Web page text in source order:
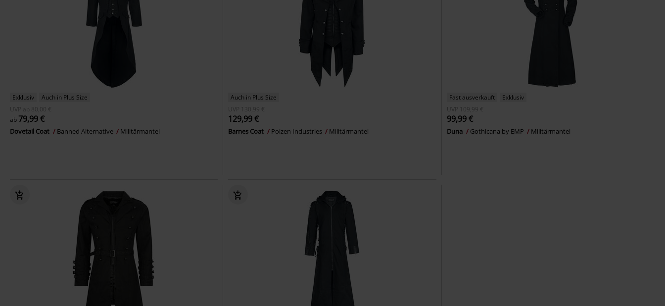
Exklusiv
Auch in Plus Size
UVP
ab 80,00 €
ab 79,99 €
Dovetail Coat Banned Alternative Militärmantel
Auch in Plus Size
UVP
130,99 €
129,99 €
Barnes Coat Poizen Industries Militärmantel
Fast ausverkauft
Exklusiv
UVP
109,99 €
99,99 €
Duna Gothicana by EMP Militärmantel